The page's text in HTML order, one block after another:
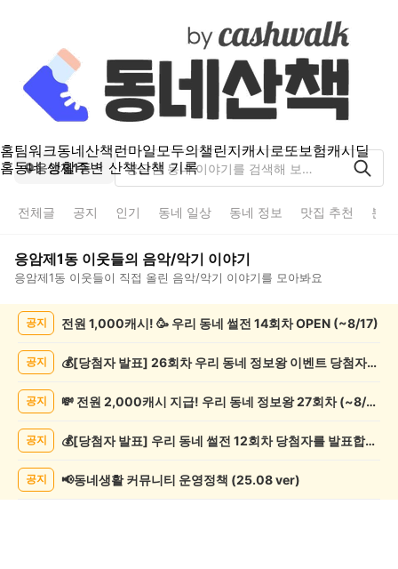
홈팀워크동네산책런마일모두의챌린지캐시로또보험캐시딜
홈동네 생활주변 산책산책 기록
응암제1동
전체글 공지 인기 동네 일상 동네 정보 맛집 추천 분
응암제1동 이웃들의 음악/악기 이야기
응암제1동 이웃들이 직접 올린 음악/악기 이야기를 모아봐요
악/
글
공지 전원 1,000캐시! 🥳 우리 동네 썰전 14회차 OPEN (~8/17)
공지 💰[당첨자 발표] 26회차 우리 동네 정보왕 이벤트 당첨자를 발표합니다!
공지 💸 전원 2,000캐시 지급! 우리 동네 정보왕 27회차 (~8/10)
공지 💰[당첨자 발표] 우리 동네 썰전 12회차 당첨자를 발표합니다!
공지 📢동네생활 커뮤니티 운영정책 (25.08 ver)